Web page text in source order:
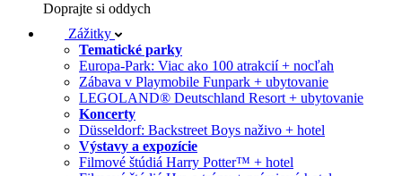
Doprajte si oddych
Zážitky
Tematické parky
Europa-Park: Viac ako 100 atrakcií + nocľah
Zábava v Playmobile Funpark + ubytovanie
LEGOLAND® Deutschland Resort + ubytovanie
Koncerty
Düsseldorf: Backstreet Boys naživo + hotel
Výstavy a expozície
Filmové štúdiá Harry Potter™ + hotel